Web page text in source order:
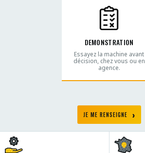
DEMONSTRATION
Essayez la machine avant
décision, chez vous ou en
agence.
JE ME RENSEIGNE